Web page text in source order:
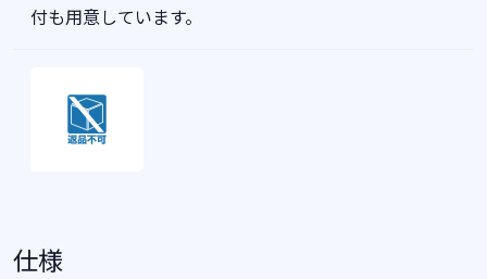
付も用意しています。
仕様